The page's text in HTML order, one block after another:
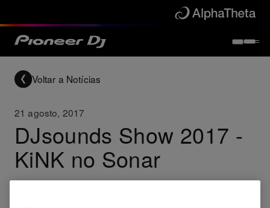
Voltar a Notícias
21 agosto, 2017
DJsounds Show 2017 -
KiNK no Sonar